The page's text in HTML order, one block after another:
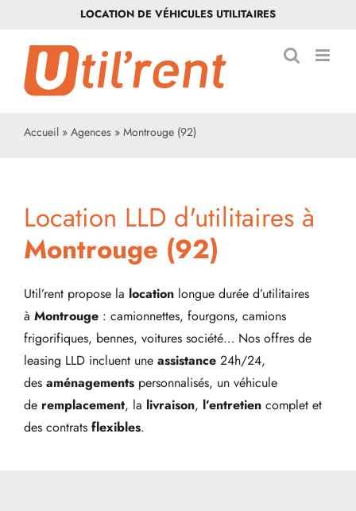
contenu
LOCATION DE VÉHICULES UTILITAIRES
Accueil» Agences» Montrouge (92)
Location LLD d'utilitaires à
Montrouge (92)
Util’rent propose la locationlongue durée d’utilitaires
à Montrouge: camionnettes, fourgons, camions
frigorifiques, bennes, voitures société… Nos offres de
leasing LLD incluent une assistance24h/24,
des aménagementspersonnalisés, un véhicule
de remplacement, la livraison, l’entretiencomplet et
des contrats flexibles.